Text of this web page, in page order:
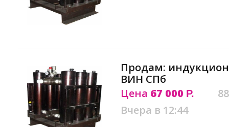
Продам:
ВИН СПб
Цена 67 000 Р.
Вчера в 12:44